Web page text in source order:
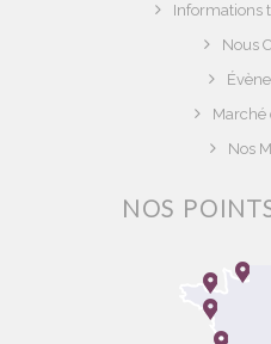
Informations
Nous
Marché
Nos
NOS